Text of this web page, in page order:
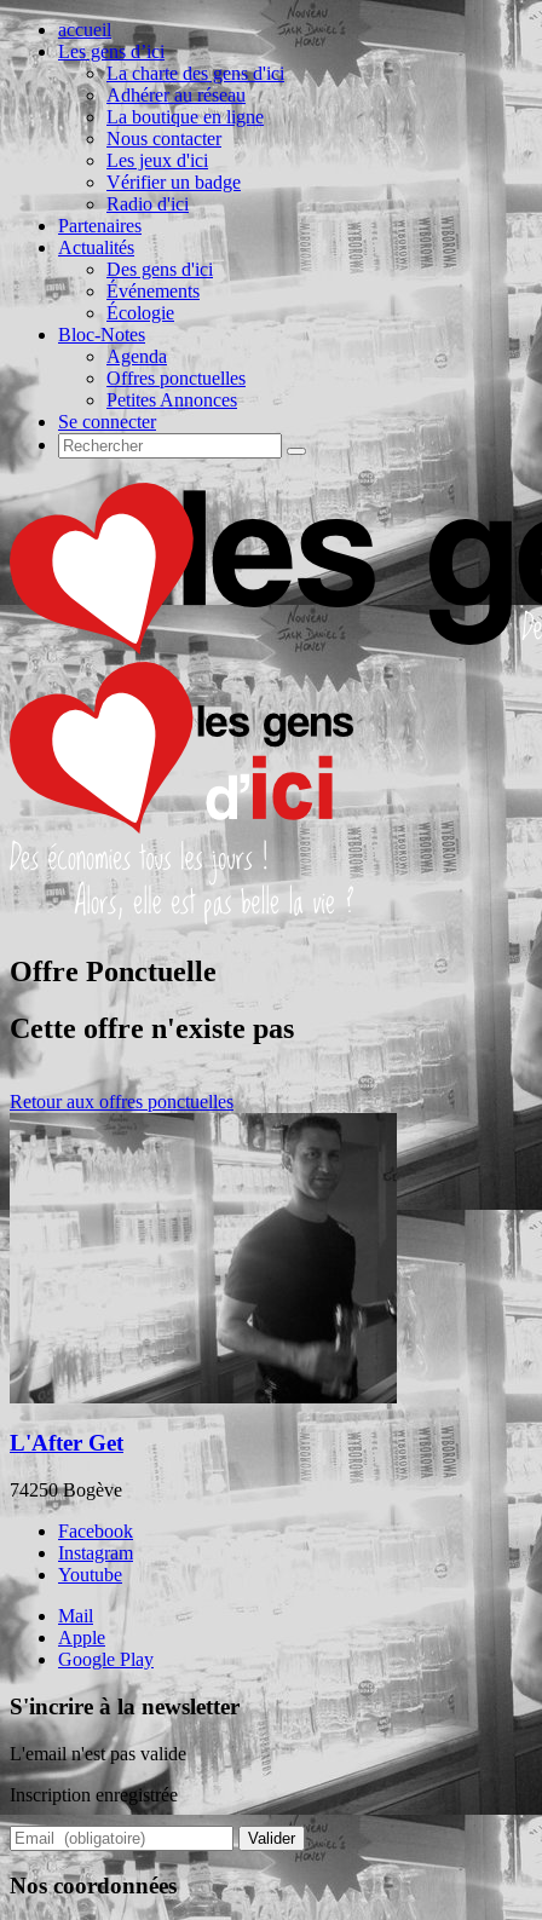
accueil
Les gens d’ici
La charte des gens d'ici
Adhérer au réseau
La boutique en ligne
Nous contacter
Les jeux d'ici
Vérifier un badge
Radio d'ici
Partenaires
Actualités
Des gens d'ici
Événements
Écologie
Bloc-Notes
Agenda
Offres ponctuelles
Petites Annonces
Se connecter
Offre Ponctuelle
Cette offre n'existe pas
Retour aux offres ponctuelles
L'After Get
74250 Bogève
Facebook
Instagram
Youtube
Mail
Apple
Google Play
S'incrire à la newsletter
L'email n'est pas valide
Inscription enregistrée
Valider
Nos coordonnées